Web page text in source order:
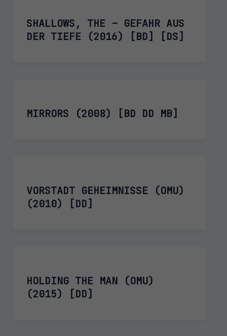
SHALLOWS, THE – GEFAHR AUS
DER TIEFE (2016) [BD] [DS]
MIRRORS (2008) [BD DD MB]
VORSTADT GEHEIMNISSE (OMU)
(2010) [DD]
HOLDING THE MAN (OMU)
(2015) [DD]